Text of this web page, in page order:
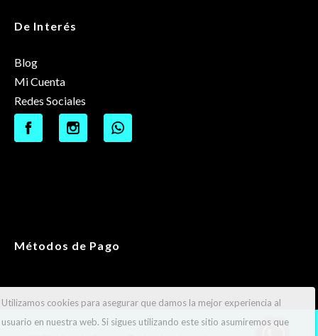
De Interés
Blog
Mi Cuenta
Redes Sociales
Métodos de Pago
Utilizamos cookies para asegurar que damos la mejor experiencia al
usuario en nuestra web. Si sigues utilizando este sitio asumiremos que